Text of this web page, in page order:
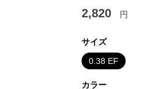
2,820 円
サイズ
0.38 EF
カラー